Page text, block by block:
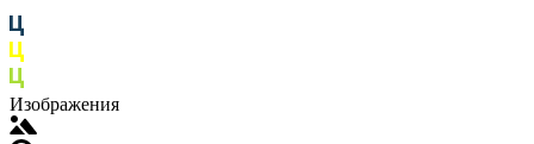
Изображения